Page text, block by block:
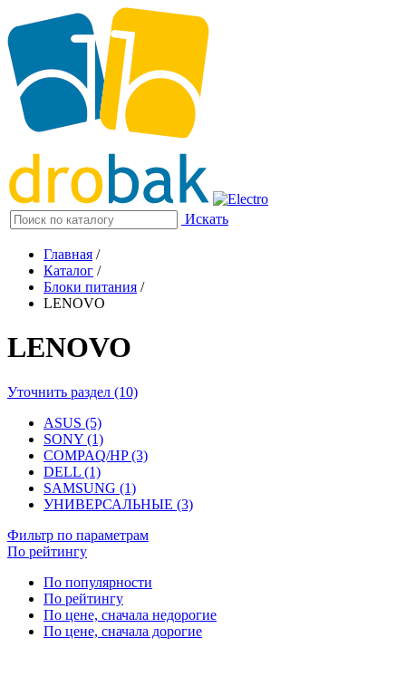
Искать
Главная /
Каталог /
Блоки питания /
LENOVO
LENOVO
Уточнить раздел (10)
ASUS (5)
SONY (1)
COMPAQ/HP (3)
DELL (1)
SAMSUNG (1)
УНИВЕРСАЛЬНЫЕ (3)
Фильтр по параметрам
По рейтингу
По популярности
По рейтингу
По цене, сначала недорогие
По цене, сначала дорогие